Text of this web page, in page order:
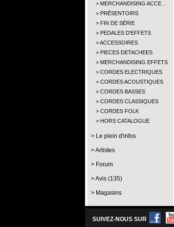
MERCHANDISING ACCE…
PRÉSENTOIRS
FIN DE SÉRIE
PEDALES D'EFFETS
ACCESSOIRES
PIECES DETACHEES
MERCHANDISING EFFETS
CORDES ELECTRIQUES
CORDES ACOUSTIQUES
CORDES BASSES
CORDES CLASSIQUES
CORDES FOLK
HORS CATALOGUE
Le plein d'infos
Artistes
Forum
Avis (135)
Magasins
SUIVEZ-NOUS SUR